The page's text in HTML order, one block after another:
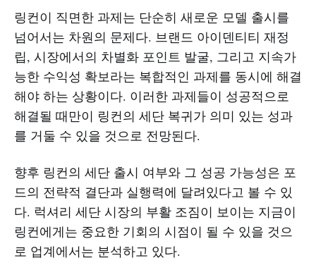
링컨이 직면한 과제는 단순히 새로운 모델 출시를
넘어서는 차원의 문제다. 브랜드 아이덴티티 재정
립, 시장에서의 차별화 포인트 발굴, 그리고 지속가
능한 수익성 확보라는 복합적인 과제를 동시에 해결
해야 하는 상황이다. 이러한 과제들이 성공적으로
해결될 때만이 링컨의 세단 복귀가 의미 있는 성과
를 거둘 수 있을 것으로 전망된다.
향후 링컨의 세단 출시 여부와 그 성공 가능성은 포
드의 전략적 결단과 실행력에 달려있다고 볼 수 있
다. 럭셔리 세단 시장의 부활 조짐이 보이는 지금이
링컨에게는 중요한 기회의 시점이 될 수 있을 것으
로 업계에서는 분석하고 있다.